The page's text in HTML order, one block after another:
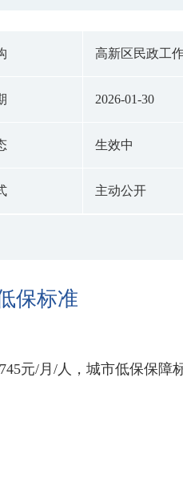
高新区民政工
2026-01-30
生效中
主动公开
保标准
元/月/人，城市低保保障